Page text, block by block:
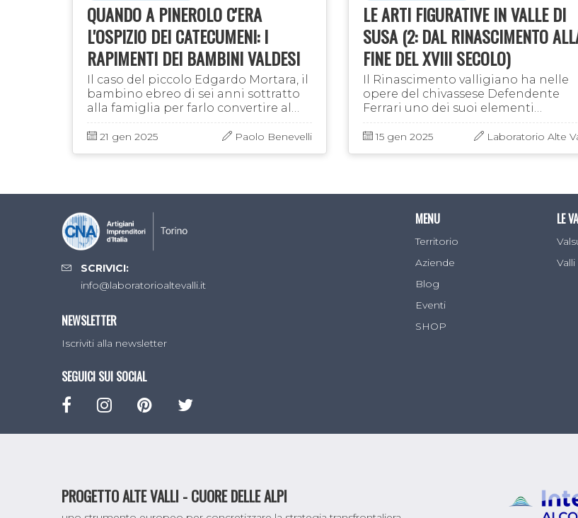
QUANDO A PINEROLO C'ERA
L'OSPIZIO DEI CATECUMENI: I
RAPIMENTI DEI BAMBINI VALDESI
Il caso del piccolo Edgardo Mortara, il
bambino ebreo di sei anni sottratto
alla famiglia per farlo convertire al
cattolicesimo, è stato riportato alla
ribalta dal film del 2023 "Rapito", di
21 gen 2025 Paolo Benevelli
LE ARTI FIGURATIVE IN VALLE DI
SUSA (2: DAL RINASCIMENTO
FINE DEL XVIII SECOLO)
Il Rinascimento valligiano ha nelle
opere del chivassese Defendente
Ferrari uno dei suoi elementi
uniformanti. Si passa dalle
innumerevoli tavole conservate
15 gen 2025 Laboratorio Alte
SCRIVICI:
info@laboratorioaltevalli.it
NEWSLETTER
Iscriviti alla newsletter
SEGUICI SUI SOCIAL
MENU
Territorio
Aziende
Blog
Eventi
SHOP
LE
PROGETTO ALTE VALLI - CUORE DELLE ALPI